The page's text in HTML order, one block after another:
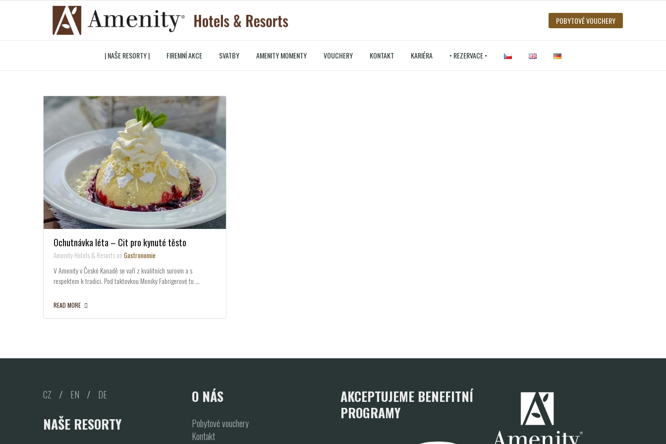
POBYTOVÉ VOUCHERY
| NAŠE RESORTY | FIREMNÍ AKCE SVATBY AMENITY MOMENTY VOUCHERY KONTAKT KARIÉRA • REZERVACE •
Ochutnávka léta – Cit pro kynuté těsto
Amenity Hotels & Resorts on Gastronomie
V Amenity v České Kanadě se vaří z kvalitních surovin a s
respektem k tradici. Pod taktovkou Moniky Fabrigerové tu …
READ MORE
CZ / EN / DE
NAŠE RESORTY
O NÁS
Pobytové vouchery
Kontakt
AKCEPTUJEME BENEFITNÍ
PROGRAMY